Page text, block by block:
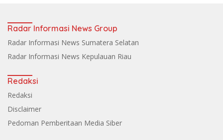
Radar Informasi News Group
Radar Informasi News Sumatera Selatan
Radar Informasi News Kepulauan Riau
Redaksi
Redaksi
Disclaimer
Pedoman Pemberitaan Media Siber